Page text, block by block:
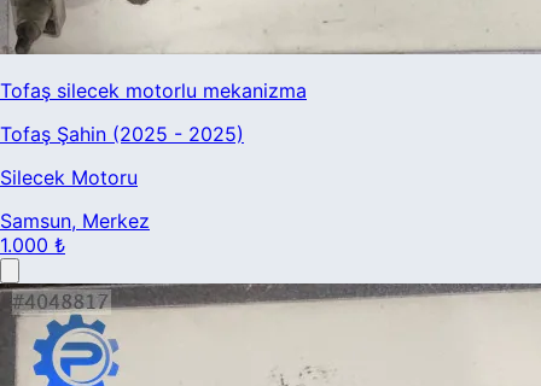
Tofaş silecek motorlu mekanizma
Tofaş Şahin (2025 - 2025)
Silecek Motoru
Samsun, Merkez
1.000 ₺